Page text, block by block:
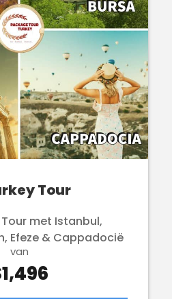
Tour
met Istanbul,
Efeze & Cappadocië
van